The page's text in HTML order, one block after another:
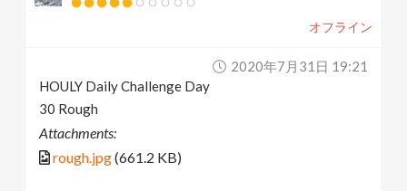
オフライン
2020年7月31日 19:21
HOULY Daily Challenge Day
30 Rough
Attachments:
rough.jpg(661.2 KB)